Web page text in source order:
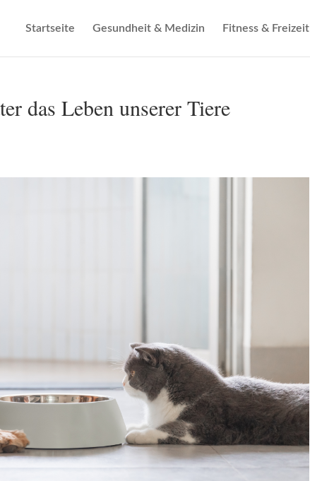
Startseite Gesundheit & Medizin Fitness & Freizeit
das Leben unserer Tiere